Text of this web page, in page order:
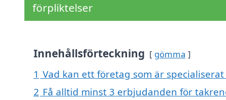
förpliktelser
Innehållsförteckning gömma
1 Vad kan ett företag som är
2 Få alltid minst 3 erbjudanden för